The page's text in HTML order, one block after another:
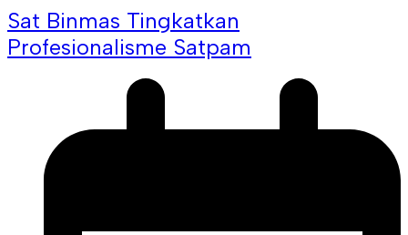
Sat Binmas Tingkatkan
Profesionalisme Satpam